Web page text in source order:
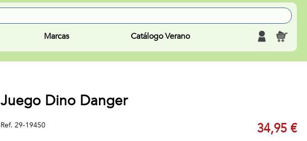
Marcas Catálogo Verano
Juego Dino Danger
Ref. 29-19450 34,95 €